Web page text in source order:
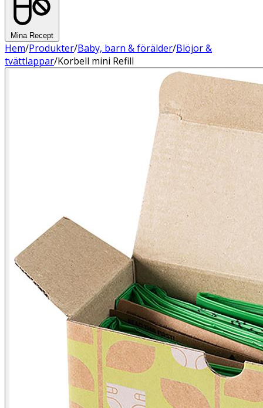
Mina Recept
Hem/Produkter/Baby, barn & förälder/Blöjor &
tvättlappar/Korbell mini Refill